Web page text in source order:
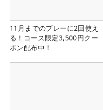
11月までのプレーに2回使え
る！コース限定3,500円クー
ポン配布中！